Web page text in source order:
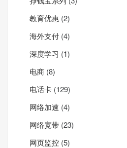
教育优惠 (2)
海外支付 (4)
深度学习 (1)
电商 (8)
电话卡 (129)
网络加速 (4)
网络宽带 (23)
网页监控 (5)